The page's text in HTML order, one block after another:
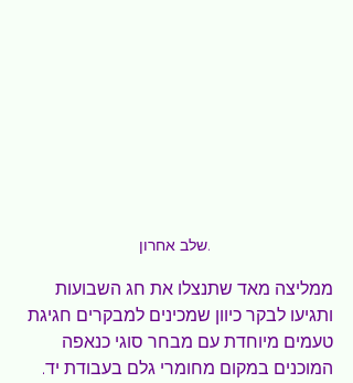
שלב אחרון.
ממליצה מאד שתנצלו את חג השבועות
ותגיעו לבקר כיוון שמכינים למבקרים חגיגת
טעמים מיוחדת עם מבחר סוגי כנאפה
המוכנים במקום מחומרי גלם בעבודת יד.